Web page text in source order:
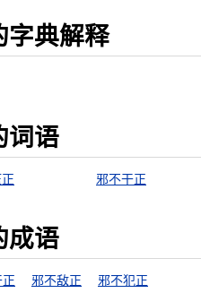
字典解释
词语
邪不干正
成语
邪不敌正 邪不犯正